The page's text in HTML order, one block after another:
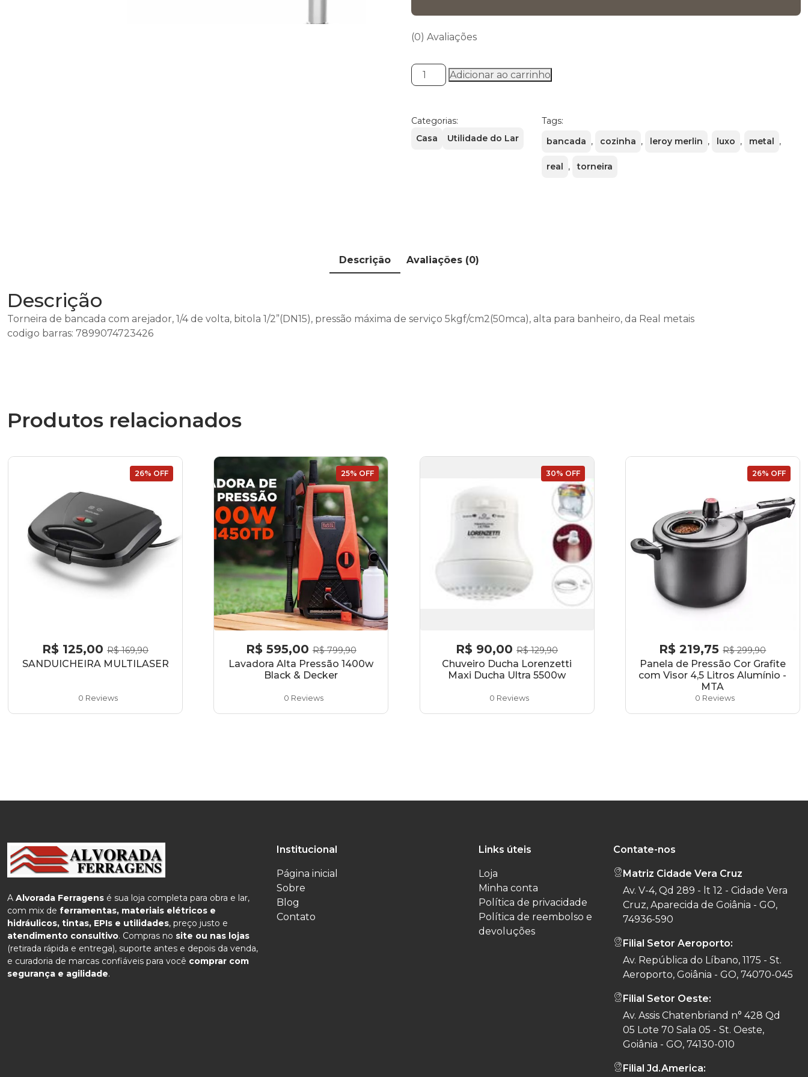
era:
(0) Avaliações
Torneira
de
1050
Adicionar ao carrinho
Categorias:
Casa
Utilidade do Lar
Tags:
bancada , cozinha , leroy merlin , luxo , metal ,
real , torneira
Descrição Avaliações (0)
Descrição
Torneira de bancada com arejador, 1/4 de volta, bitola 1/2”(DN15), pressão máxima de serviço 5kgf/cm2(50mca), alta para banheiro, da Real metais
codigo barras: 7899074723426
Produtos relacionados
26% OFF
R$ 125,00 R$169,90
SANDUICHEIRA MULTILASER
0 Reviews
25% OFF
R$ 595,00 R$799,90
Lavadora Alta Pressão 1400w
Black & Decker
0 Reviews
30% OFF
R$ 90,00 R$129,90
Chuveiro Ducha Lorenzetti
Maxi Ducha Ultra 5500w
0 Reviews
26% OFF
R$ 219,75 R$299,90
Panela de Pressão Cor Grafite
com Visor 4,5 Litros Alumínio -
MTA
0 Reviews
A Alvorada Ferragens é sua loja completa para obra e lar,
com mix de ferramentas, materiais elétricos e
hidráulicos, tintas, EPIs e utilidades, preço justo e
atendimento consultivo. Compras no site ou nas lojas
(retirada rápida e entrega), suporte antes e depois da venda,
e curadoria de marcas confiáveis para você comprar com
segurança e agilidade.
Institucional
Página inicial
Sobre
Blog
Contato
Links úteis
Loja
Minha conta
Política de privacidade
Política de reembolso e
devoluções
Contate-nos
Matriz Cidade Vera Cruz
Av. V-4, Qd 289 - lt 12 - Cidade Vera
Cruz, Aparecida de Goiânia - GO,
74936-590
Filial Setor Aeroporto:
Av. República do Líbano, 1175 - St.
Aeroporto, Goiânia - GO, 74070-045
Filial Setor Oeste:
Av. Assis Chatenbriand n° 428 Qd
05 Lote 70 Sala 05 - St. Oeste,
Goiânia - GO, 74130-010
Filial Jd.America: